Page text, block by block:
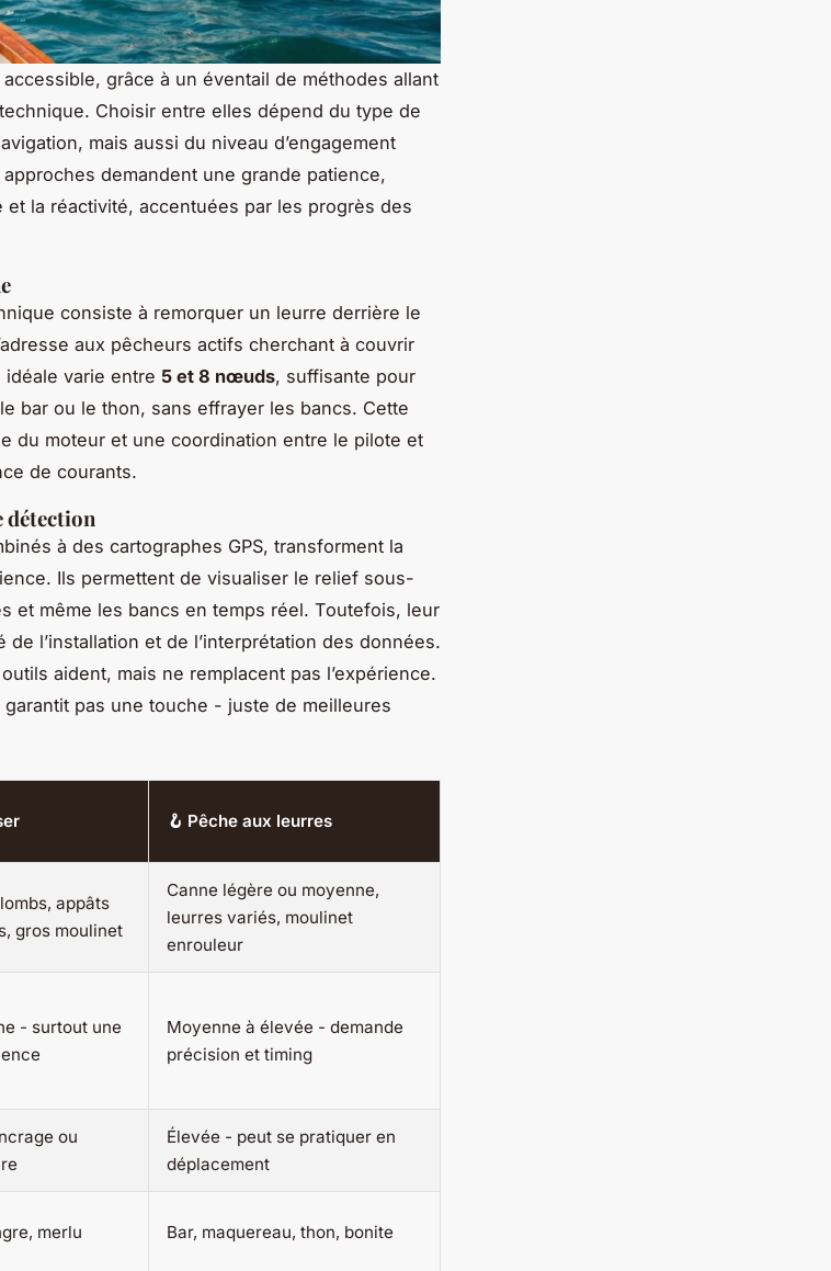
accessible, grâce à un éventail de méthodes allant
Choisir entre elles dépend du type de
mais aussi du niveau d’engagement
demandent une grande patience,
et la réactivité, accentuées par les progrès des
consiste à remorquer un leurre derrière le
aux pêcheurs actifs cherchant à couvrir
varie entre 5 et 8 nœuds, suffisante pour
bar ou le thon, sans effrayer les bancs. Cette
du moteur et une coordination entre le pilote et
de courants.
détection
à des cartographes GPS, transforment la
Ils permettent de visualiser le relief sous-
et même les bancs en temps réel. Toutefois, leur
l’installation et de l’interprétation des données.
aident, mais ne remplacent pas l’expérience.
pas une touche - juste de meilleures
🪝 Pêche aux leurres
appâts
gros moulinet
Canne légère ou moyenne,
leurres variés, moulinet
enrouleur
- surtout une
Moyenne à élevée - demande
précision et timing
ou
Élevée - peut se pratiquer en
déplacement
merlu Bar, maquereau, thon, bonite